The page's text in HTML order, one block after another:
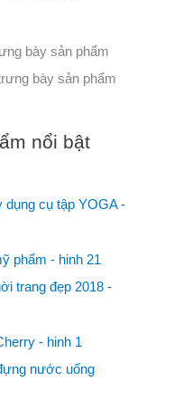
bày sản phẩm
nổi bật